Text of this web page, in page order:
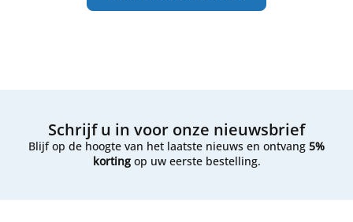
Schrijf u in voor onze nieuwsbrief
Blijf op de hoogte van het laatste nieuws en ontvang 5%
kortingop uw eerste bestelling.